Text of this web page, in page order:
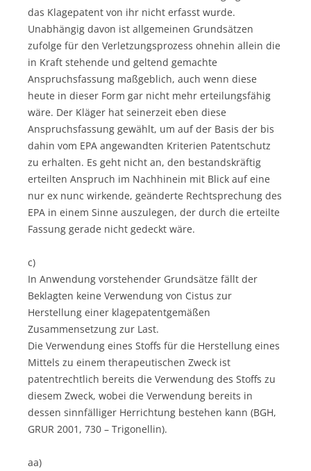
das Klagepatent von ihr nicht erfasst wurde.
Unabhängig davon ist allgemeinen Grundsätzen
zufolge für den Verletzungsprozess ohnehin allein die
in Kraft stehende und geltend gemachte
Anspruchsfassung maßgeblich, auch wenn diese
heute in dieser Form gar nicht mehr erteilungsfähig
wäre. Der Kläger hat seinerzeit eben diese
Anspruchsfassung gewählt, um auf der Basis der bis
dahin vom EPA angewandten Kriterien Patentschutz
zu erhalten. Es geht nicht an, den bestandskräftig
erteilten Anspruch im Nachhinein mit Blick auf eine
nur ex nunc wirkende, geänderte Rechtsprechung des
EPA in einem Sinne auszulegen, der durch die erteilte
Fassung gerade nicht gedeckt wäre.
c)
In Anwendung vorstehender Grundsätze fällt der
Beklagten keine Verwendung von Cistus zur
Herstellung einer klagepatentgemäßen
Zusammensetzung zur Last.
Die Verwendung eines Stoffs für die Herstellung eines
Mittels zu einem therapeutischen Zweck ist
patentrechtlich bereits die Verwendung des Stoffs zu
diesem Zweck, wobei die Verwendung bereits in
dessen sinnfälliger Herrichtung bestehen kann (BGH,
GRUR 2001, 730 – Trigonellin).
aa)